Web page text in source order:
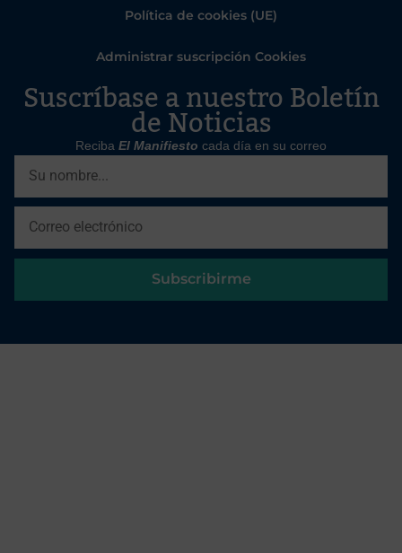
Política de cookies (UE)
Administrar suscripción Cookies
Suscríbase a nuestro Boletín
de Noticias
Reciba El Manifiesto cada día en su correo
Subscribirme